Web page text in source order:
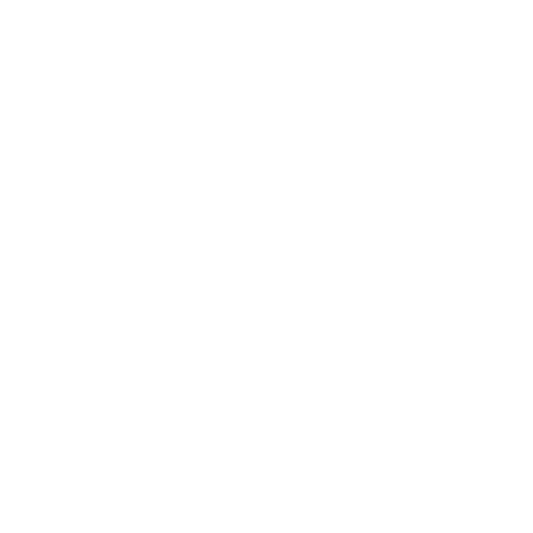
là gốc rễ của văn hóa, là cách họ duy trì mối liên kết giữa con người với đất trời, giữa thế hệ hôm qua
tự nhiên, chứa đựng cả công sức của đất, nước, nắng, mưa và bàn tay người nông dân. Vì vậy, khi
đặc biệt.
nhỏ: sự tỉ mỉ trong việc lựa chọn gạo, cách trân trọng nguyên liệu dù nhỏ nhất, và tinh thần
nghĩ. Chính tinh thần này không chỉ tạo nên nghệ thuật ẩm thực Nhật Bản, mà còn đặt nền móng cho
gạo
nghệ cao tần IH (Induction Heating). Khác với cách đun truyền thống chỉ làm nóng từ một phía,
tạo môi trường lý tưởng để hạt gạo bung nở trọn vẹn. Kết hợp với áp suất tự động điều chỉnh linh
phút nấu, bảo toàn tối đa vị ngọt và dưỡng chất tự nhiên của gạo.
người Nhật nâng niu ký ức và truyền thống. Kết quả là cơm chín đều, dẻo thơm, ngọt hậu,
và Zojirushi thấu hiểu điều đó. Mỗi chế độ nấu của nồi đều được thiết kế để phục vụ từng “gu”
tiêu hóa.
rõ kết cấu hạt gạo khi nhai.
người bạn đồng hành của cả gia đình, mang đến niềm vui chung từ những chi tiết nhỏ nhất.
vượt ra ngoài giới hạn của việc nấu cơm. Chỉ với một chiếc nồi, bạn có thể: